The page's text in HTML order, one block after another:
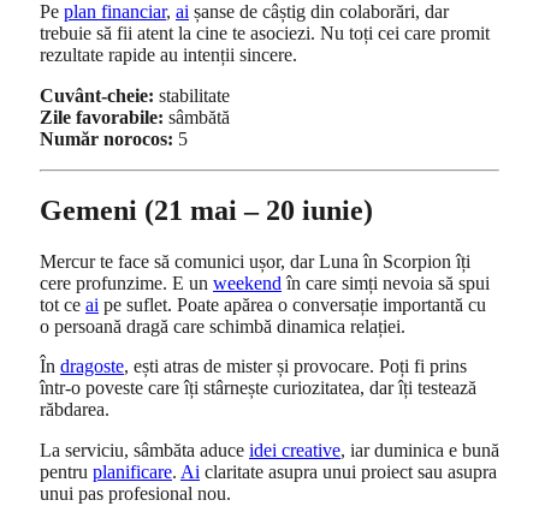
Pe plan financiar, ai șanse de câștig din colaborări, dar
trebuie să fii atent la cine te asociezi. Nu toți cei care promit
rezultate rapide au intenții sincere.
Cuvânt-cheie: stabilitate
Zile favorabile: sâmbătă
Număr norocos: 5
Gemeni (21 mai – 20 iunie)
Mercur te face să comunici ușor, dar Luna în Scorpion îți
cere profunzime. E un weekend în care simți nevoia să spui
tot ce ai pe suflet. Poate apărea o conversație importantă cu
o persoană dragă care schimbă dinamica relației.
În dragoste, ești atras de mister și provocare. Poți fi prins
într-o poveste care îți stârnește curiozitatea, dar îți testează
răbdarea.
La serviciu, sâmbăta aduce idei creative, iar duminica e bună
pentru planificare. Ai claritate asupra unui proiect sau asupra
unui pas profesional nou.